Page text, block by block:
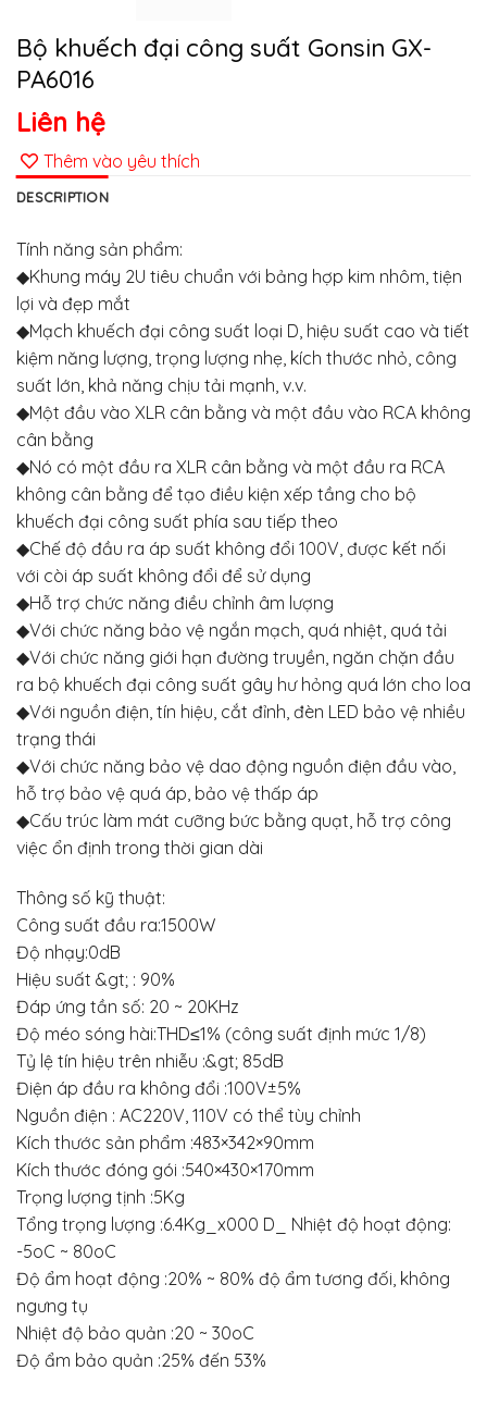
Bộ khuếch đại công suất Gonsin GX-
PA6016
Liên hệ
Thêm vào yêu thích
DESCRIPTION
Tính năng sản phẩm:
◆Khung máy 2U tiêu chuẩn với bảng hợp kim nhôm, tiện
lợi và đẹp mắt
◆Mạch khuếch đại công suất loại D, hiệu suất cao và tiết
kiệm năng lượng, trọng lượng nhẹ, kích thước nhỏ, công
suất lớn, khả năng chịu tải mạnh, v.v.
◆Một đầu vào XLR cân bằng và một đầu vào RCA không
cân bằng
◆Nó có một đầu ra XLR cân bằng và một đầu ra RCA
không cân bằng để tạo điều kiện xếp tầng cho bộ
khuếch đại công suất phía sau tiếp theo
◆Chế độ đầu ra áp suất không đổi 100V, được kết nối
với còi áp suất không đổi để sử dụng
◆Hỗ trợ chức năng điều chỉnh âm lượng
◆Với chức năng bảo vệ ngắn mạch, quá nhiệt, quá tải
◆Với chức năng giới hạn đường truyền, ngăn chặn đầu
ra bộ khuếch đại công suất gây hư hỏng quá lớn cho loa
◆Với nguồn điện, tín hiệu, cắt đỉnh, đèn LED bảo vệ nhiều
trạng thái
◆Với chức năng bảo vệ dao động nguồn điện đầu vào,
hỗ trợ bảo vệ quá áp, bảo vệ thấp áp
◆Cấu trúc làm mát cưỡng bức bằng quạt, hỗ trợ công
việc ổn định trong thời gian dài
Thông số kỹ thuật:
Công suất đầu ra:1500W
Độ nhạy:0dB
Hiệu suất &gt; : 90%
Đáp ứng tần số: 20 ~ 20KHz
Độ méo sóng hài:THD≤1% (công suất định mức 1/8)
Tỷ lệ tín hiệu trên nhiễu :&gt; 85dB
Điện áp đầu ra không đổi :100V±5%
Nguồn điện : AC220V, 110V có thể tùy chỉnh
Kích thước sản phẩm :483×342×90mm
Kích thước đóng gói :540×430×170mm
Trọng lượng tịnh :5Kg
Tổng trọng lượng :6.4Kg_x000 D_ Nhiệt độ hoạt động:
-5oC ~ 80oC
Độ ẩm hoạt động :20% ~ 80% độ ẩm tương đối, không
ngưng tụ
Nhiệt độ bảo quản :20 ~ 30oC
Độ ẩm bảo quản :25% đến 53%